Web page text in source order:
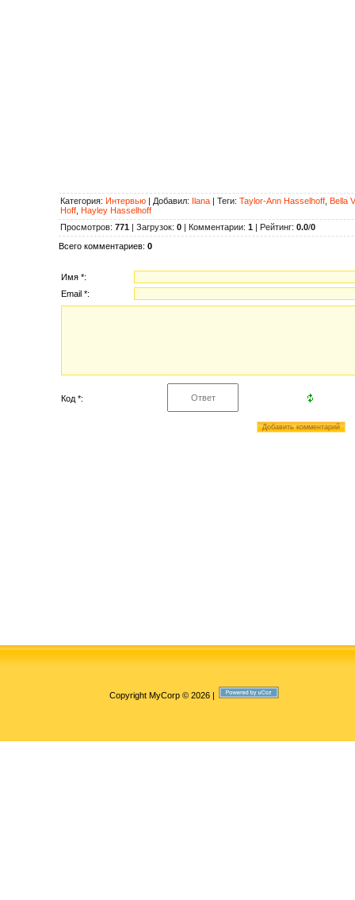
Категория: Интервью | Добавил: Ilana | Теги: Taylor-Ann Hasselhoff Bella
Hoff Hayley Hasselhoff
Просмотров: 771 | Загрузок: 0 | Комментарии: 1 | Рейтинг: 0.0/0
Всего комментариев: 0
Имя *:
Email *:
Код *:
Copyright MyCorp © 2026|